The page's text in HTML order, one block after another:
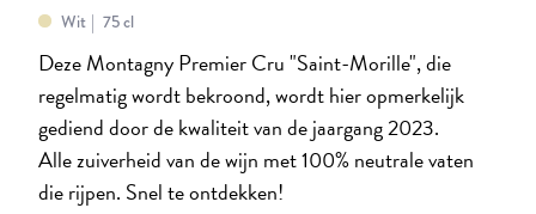
Wit 75 cl
Deze Montagny Premier Cru "Saint-Morille", die
regelmatig wordt bekroond, wordt hier opmerkelijk
gediend door de kwaliteit van de jaargang 2023.
Alle zuiverheid van de wijn met 100% neutrale vaten
die rijpen. Snel te ontdekken!